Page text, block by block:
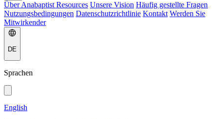
Über Anabaptist Resources Unsere Vision Häufig gestellte Fragen
Nutzungsbedingungen Datenschutzrichtlinie Kontakt Werden Sie
Mitwirkender
DE
Sprachen
English